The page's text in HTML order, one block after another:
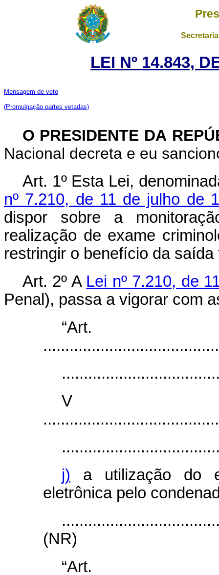
LEI Nº 14.843,
Mensagem de veto
(Promulgação partes vetadas)
O PRESIDENTE DA
Nacional decreta e eu
Art. 1º Esta Lei,
nº 7.210, de 11 de julho de
dispor sobre a
realização de exame
restringir o benefício da saída
Art. 2º A Lei nº 7.210, de
Penal), passa a vigorar com
j) a utilização do
eletrônica pelo
(NR)